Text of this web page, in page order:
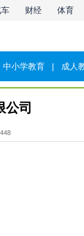
财经 体育
中小学教育 | 成人
公司
448